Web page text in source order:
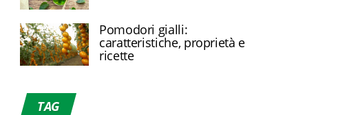
Pomodori gialli:
caratteristiche, proprietà e
ricette
TAG